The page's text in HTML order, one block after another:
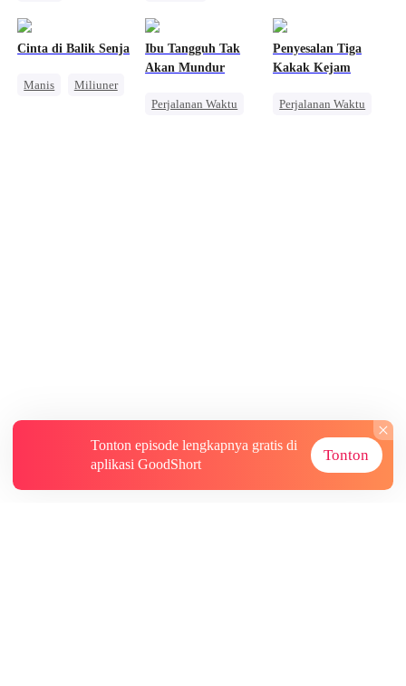
Anak Lucu
Disayangi Semua
Cinta di Balik Senja
Manis
Miliuner
Ibu Tangguh Tak
Akan Mundur
Perjalanan Waktu
Penyesalan Tiga
Kakak Kejam
Perjalanan Waktu
Tonton episode lengkapnya gratis di
aplikasi GoodShort
Tonton